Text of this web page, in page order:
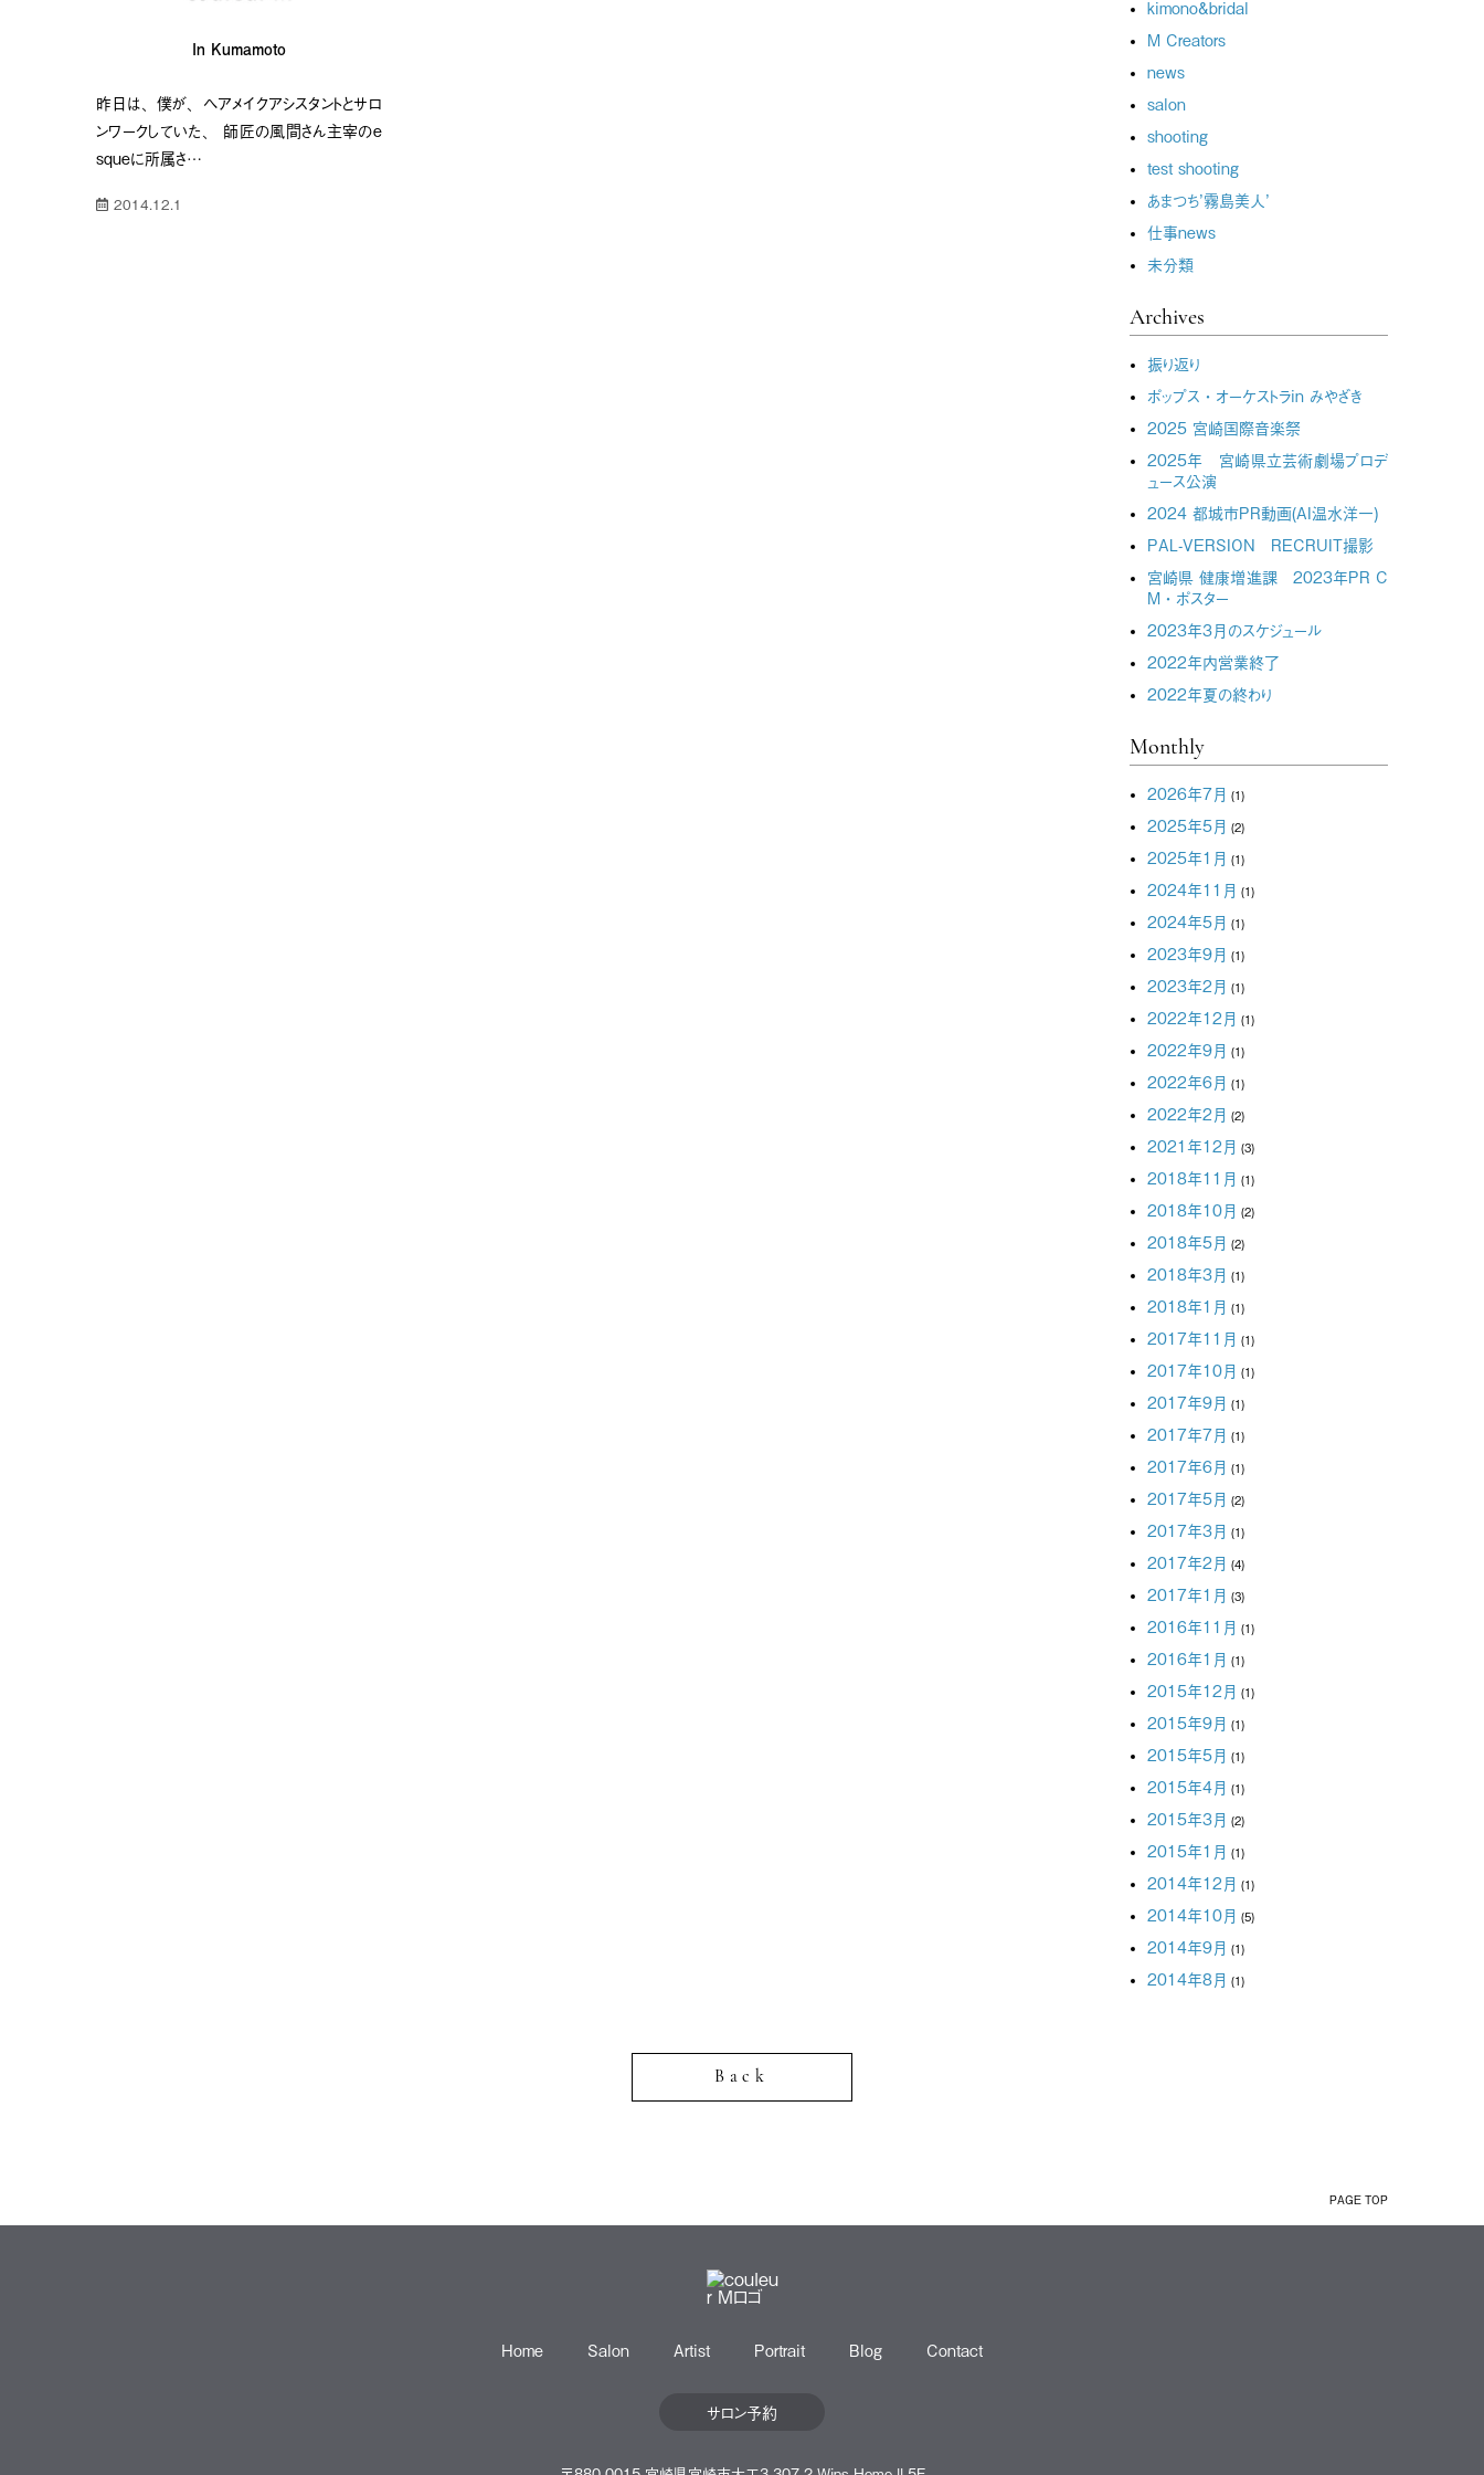
In Kumamoto
昨日は、僕が、ヘアメイクアシスタントとサロ
ンワークしていた、 師匠の風間さん主宰のe
squeに所属さ…
2014.12.1
kimono&bridal
M Creators
news
salon
shooting
test shooting
あまつち’霧島美人’
仕事news
未分類
Archives
振り返り
ポップス・オーケストラin みやざき
2025 宮崎国際音楽祭
2025年 宮崎県立芸術劇場プロデ
ュース公演
2024 都城市PR動画(AI温水洋一)
PAL-VERSION RECRUIT撮影
宮崎県 健康増進課 2023年PR C
M・ポスター
2023年3月のスケジュール
2022年内営業終了
2022年夏の終わり
Monthly
2026年7月 (1)
2025年5月 (2)
2025年1月 (1)
2024年11月 (1)
2024年5月 (1)
2023年9月 (1)
2023年2月 (1)
2022年12月 (1)
2022年9月 (1)
2022年6月 (1)
2022年2月 (2)
2021年12月 (3)
2018年11月 (1)
2018年10月 (2)
2018年5月 (2)
2018年3月 (1)
2018年1月 (1)
2017年11月 (1)
2017年10月 (1)
2017年9月 (1)
2017年7月 (1)
2017年6月 (1)
2017年5月 (2)
2017年3月 (1)
2017年2月 (4)
2017年1月 (3)
2016年11月 (1)
2016年1月 (1)
2015年12月 (1)
2015年9月 (1)
2015年5月 (1)
2015年4月 (1)
2015年3月 (2)
2015年1月 (1)
2014年12月 (1)
2014年10月 (5)
2014年9月 (1)
2014年8月 (1)
Back
Home Salon Artist Portrait Blog Contact
サロン予約
PAGE TOP